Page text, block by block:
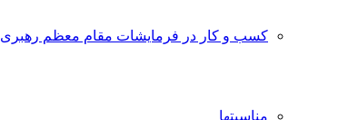
کسب و کار در فرمایشات مقام معظم رهبری
مناسبتها